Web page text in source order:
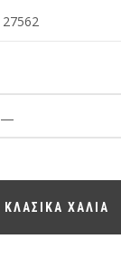
ΚΛΑΣΙΚΑ ΧΑΛΙΑ